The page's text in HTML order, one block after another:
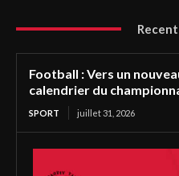
Football : Vers un
calendrier du
SPORT juillet 31, 2026